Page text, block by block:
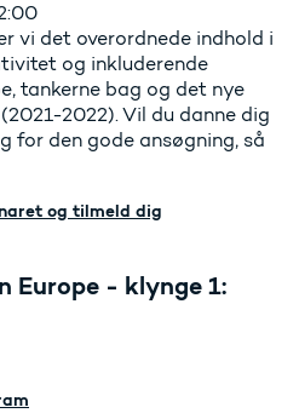
vi det overordnede indhold i
og inkluderende
tankerne bag og det nye
2022). Vil du danne dig
for den gode ansøgning, så
og tilmeld dig
Europe - klynge 1: